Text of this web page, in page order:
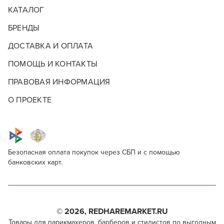
КАТАЛОГ
БРЕНДЫ
ДОСТАВКА И ОПЛАТА
ПОМОЩЬ И КОНТАКТЫ
ПРАВОВАЯ ИНФОРМАЦИЯ
О ПРОЕКТЕ
Безопасная оплата покупок через СБП и с помощью
банковских карт.
© 2026, REDHAREMARKET.RU
Товары для парикмахеров, барберов и стилистов по выгодным
Keune Tinta Color no.5.11
ВКОНТАКТЕ
парикмахерам, барберам, колористам и другим
специалистам бьюти-индустрии.